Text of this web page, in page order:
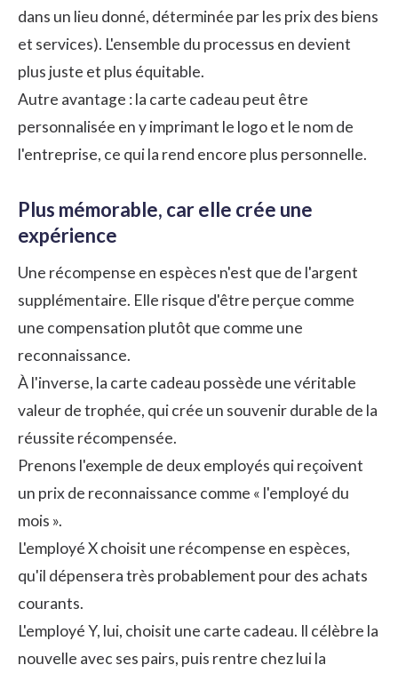
dans un lieu donné, déterminée par les prix des biens
et services). L'ensemble du processus en devient
plus juste et plus équitable.
Autre avantage : la carte cadeau peut être
personnalisée en y imprimant le logo et le nom de
l'entreprise, ce qui la rend encore plus personnelle.
Plus mémorable, car elle crée une
expérience
Une récompense en espèces n'est que de l'argent
supplémentaire. Elle risque d'être perçue comme
une compensation plutôt que comme une
reconnaissance.
À l'inverse, la carte cadeau possède une véritable
valeur de trophée, qui crée un souvenir durable de la
réussite récompensée.
Prenons l'exemple de deux employés qui reçoivent
un prix de reconnaissance comme « l'employé du
mois ».
L'employé X choisit une récompense en espèces,
qu'il dépensera très probablement pour des achats
courants.
L'employé Y, lui, choisit une carte cadeau. Il célèbre la
nouvelle avec ses pairs, puis rentre chez lui la